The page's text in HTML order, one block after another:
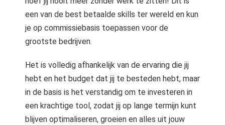
een van de best betaalde skills ter wereld en kun
je op commissiebasis toepassen voor de
grootste bedrijven.
Het is volledig afhankelijk van de ervaring die jij
hebt en het budget dat jij te besteden hebt, maar
in de basis is het verstandig om te investeren in
een krachtige tool, zodat jij op lange termijn kunt
blijven optimaliseren, groeien en alles uit jouw